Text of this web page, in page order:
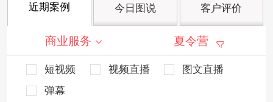
近期案例 今日图说 客户评价
商业服务 夏令营
短视频 视频直播
图文直播
弹幕